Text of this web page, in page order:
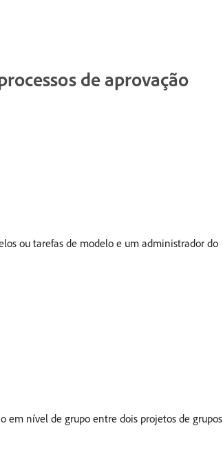
de aprovação
ou tarefas de modelo e um administrador do
em nível de grupo entre dois projetos de grupos